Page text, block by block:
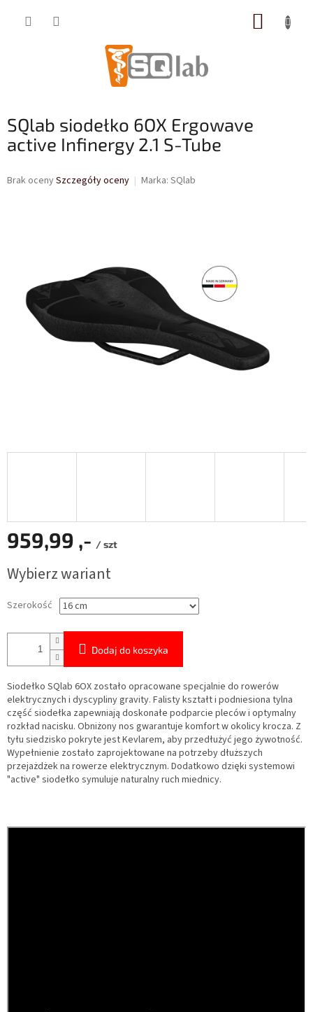
SQlab siodełko 6OX Ergowave
active Infinergy 2.1 S-Tube
Średnia
Brak ocenySzczegóły oceny Marka: SQlab
959,99 ,- / szt
jednostkowa:
Wybierz wariant
Szerokość
Dodaj do koszyka
Siodełko SQlab 6OX zostało opracowane specjalnie do rowerów
elektrycznych i dyscypliny gravity. Falisty kształt i podniesiona tylna
część siodełka zapewniają doskonałe podparcie pleców i optymalny
rozkład nacisku. Obniżony nos gwarantuje komfort w okolicy krocza. Z
tyłu siedzisko pokryte jest Kevlarem, aby przedłużyć jego żywotność.
Wypełnienie zostało zaprojektowane na potrzeby dłuższych
przejażdżek na rowerze elektrycznym. Dodatkowo dzięki systemowi
"active" siodełko symuluje naturalny ruch miednicy.